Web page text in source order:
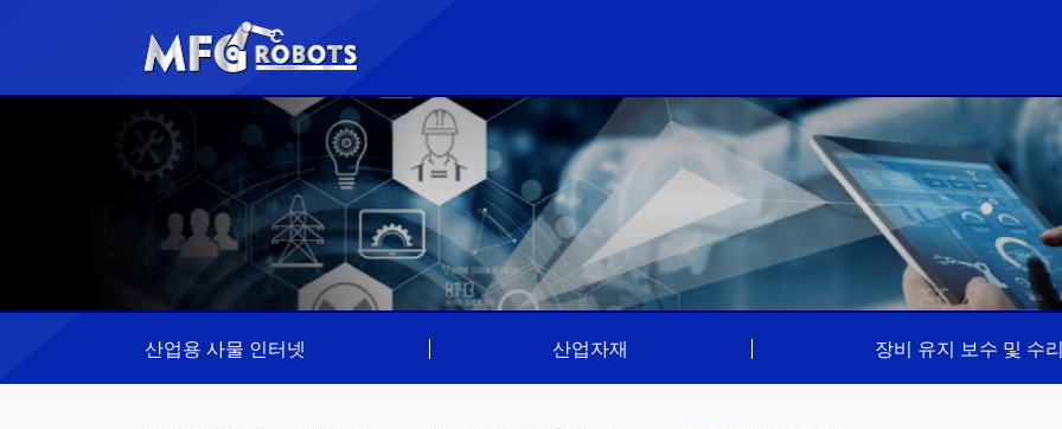
산업용 사물 인터넷 산업자재 장비 유지 보수 및 수